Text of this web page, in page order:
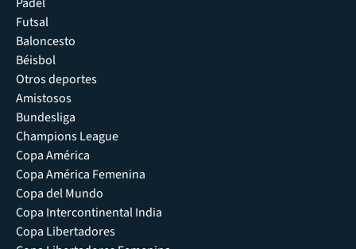
Futsal
Baloncesto
Béisbol
Otros deportes
Amistosos
Bundesliga
Champions League
Copa América
Copa América Femenina
Copa del Mundo
Copa Intercontinental India
Copa Libertadores